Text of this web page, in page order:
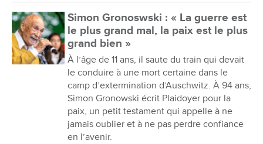
Simon Gronoswski : « La guerre est
le plus grand mal, la paix est le plus
grand bien »
À l’âge de 11 ans, il saute du train qui devait
le conduire à une mort certaine dans le
camp d’extermination d’Auschwitz. À 94 ans,
Simon Gronowski écrit Plaidoyer pour la
paix, un petit testament qui appelle à ne
jamais oublier et à ne pas perdre confiance
en l’avenir.